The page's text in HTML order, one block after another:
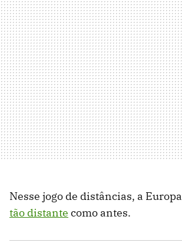
Nesse jogo de distâncias, a Europa
tão distante como antes.